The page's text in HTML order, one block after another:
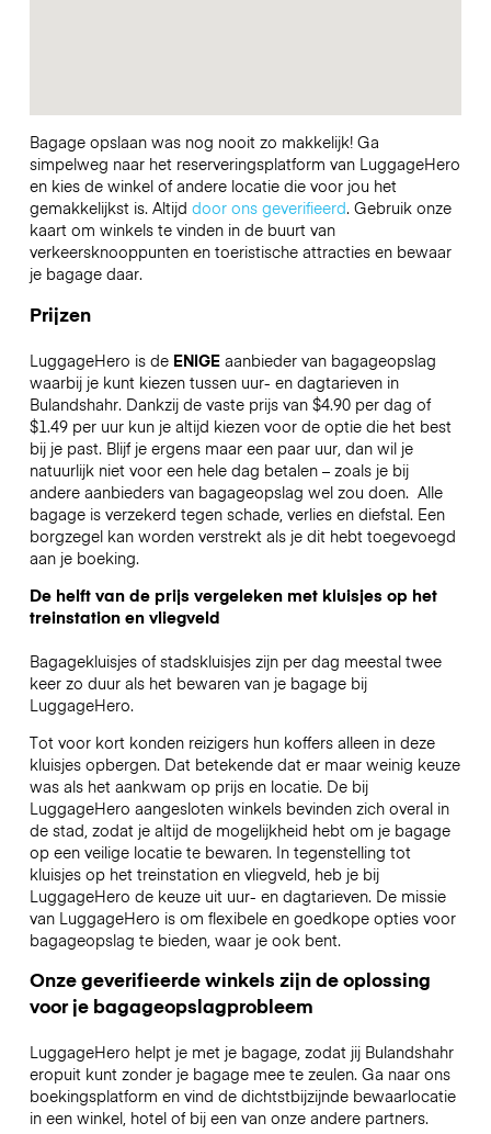
Bagage opslaan was nog nooit zo makkelijk! Ga
simpelweg naar het reserveringsplatform van LuggageHero
en kies de winkel of andere locatie die voor jou het
gemakkelijkst is. Altijd door ons geverifieerd. Gebruik onze
kaart om winkels te vinden in de buurt van
verkeersknooppunten en toeristische attracties en bewaar
je bagage daar.
Prijzen
LuggageHero is de ENIGEaanbieder van bagageopslag
waarbij je kunt kiezen tussen uur- en dagtarieven in
Bulandshahr. Dankzij de vaste prijs van $4.90 per dag of
$1.49 per uur kun je altijd kiezen voor de optie die het best
bij je past. Blijf je ergens maar een paar uur, dan wil je
natuurlijk niet voor een hele dag betalen – zoals je bij
andere aanbieders van bagageopslag wel zou doen. Alle
bagage is verzekerd tegen schade, verlies en diefstal. Een
borgzegel kan worden verstrekt als je dit hebt toegevoegd
aan je boeking.
De helft van de prijs vergeleken met kluisjes op het
treinstation en vliegveld
Bagagekluisjes of stadskluisjes zijn per dag meestal twee
keer zo duur als het bewaren van je bagage bij
LuggageHero.
Tot voor kort konden reizigers hun koffers alleen in deze
kluisjes opbergen. Dat betekende dat er maar weinig keuze
was als het aankwam op prijs en locatie. De bij
LuggageHero aangesloten winkels bevinden zich overal in
de stad, zodat je altijd de mogelijkheid hebt om je bagage
op een veilige locatie te bewaren. In tegenstelling tot
kluisjes op het treinstation en vliegveld, heb je bij
LuggageHero de keuze uit uur- en dagtarieven. De missie
van LuggageHero is om flexibele en goedkope opties voor
bagageopslag te bieden, waar je ook bent.
Onze geverifieerde winkels zijn de oplossing
voor je bagageopslagprobleem
LuggageHero helpt je met je bagage, zodat jij Bulandshahr
eropuit kunt zonder je bagage mee te zeulen. Ga naar ons
boekingsplatform en vind de dichtstbijzijnde bewaarlocatie
in een winkel, hotel of bij een van onze andere partners.